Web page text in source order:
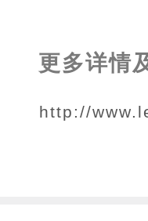
更多详情
http://